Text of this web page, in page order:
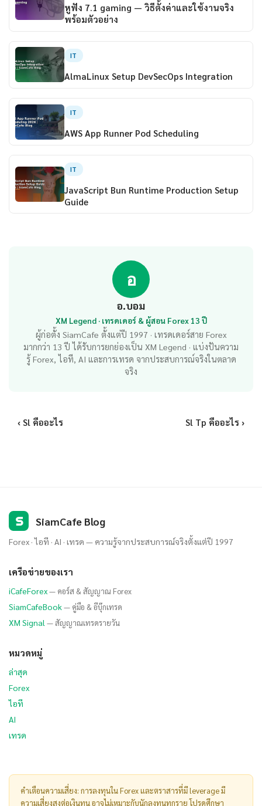
หูฟัง 7.1 gaming — วิธีตั้งค่าและใช้งานจริง
พร้อมตัวอย่าง
IT
AlmaLinux Setup DevSecOps Integration
IT
AWS App Runner Pod Scheduling
IT
JavaScript Bun Runtime Production Setup
Guide
อ
อ.บอม
XM Legend · เทรดเดอร์ & ผู้สอน Forex 13 ปี
ผู้ก่อตั้ง SiamCafe ตั้งแต่ปี 1997 · เทรดเดอร์สาย Forex
มากกว่า 13 ปี ได้รับการยกย่องเป็น XM Legend · แบ่งปันความ
รู้ Forex, ไอที, AI และการเทรด จากประสบการณ์จริงในตลาด
จริง
‹ Sl คืออะไร Sl Tp คืออะไร ›
S SiamCafe Blog
Forex · ไอที · AI · เทรด — ความรู้จากประสบการณ์จริงตั้งแต่ปี 1997
เครือข่ายของเรา
iCafeForex— คอร์ส & สัญญาณ Forex
SiamCafeBook— คู่มือ & อีบุ๊กเทรด
XM Signal — สัญญาณเทรดรายวัน
หมวดหมู่
ล่าสุด
Forex
ไอที
AI
เทรด
คำเตือนความเสี่ยง: การลงทุนใน Forex และตราสารที่มี leverage มี
ความเสี่ยงสูงต่อเงินทุน อาจไม่เหมาะกับนักลงทุนทุกราย โปรดศึกษา